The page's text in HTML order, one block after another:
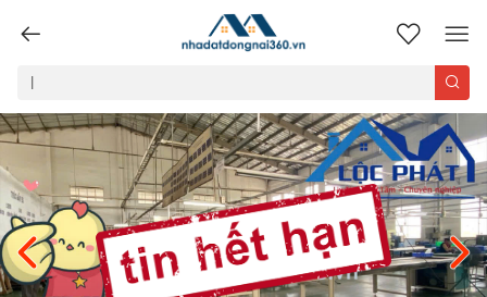
nhadatdongnai360.vn